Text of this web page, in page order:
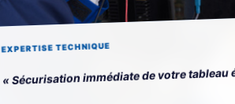
EXPERTISE TECHNIQUE
« Sécurisation immédiate de votre tableau